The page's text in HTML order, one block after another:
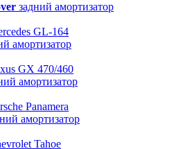
задний амортизатор
амортизатор
амортизатор
амортизатор